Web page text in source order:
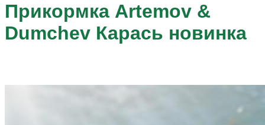
Прикормка Artemov &
Dumchev Карась новинка